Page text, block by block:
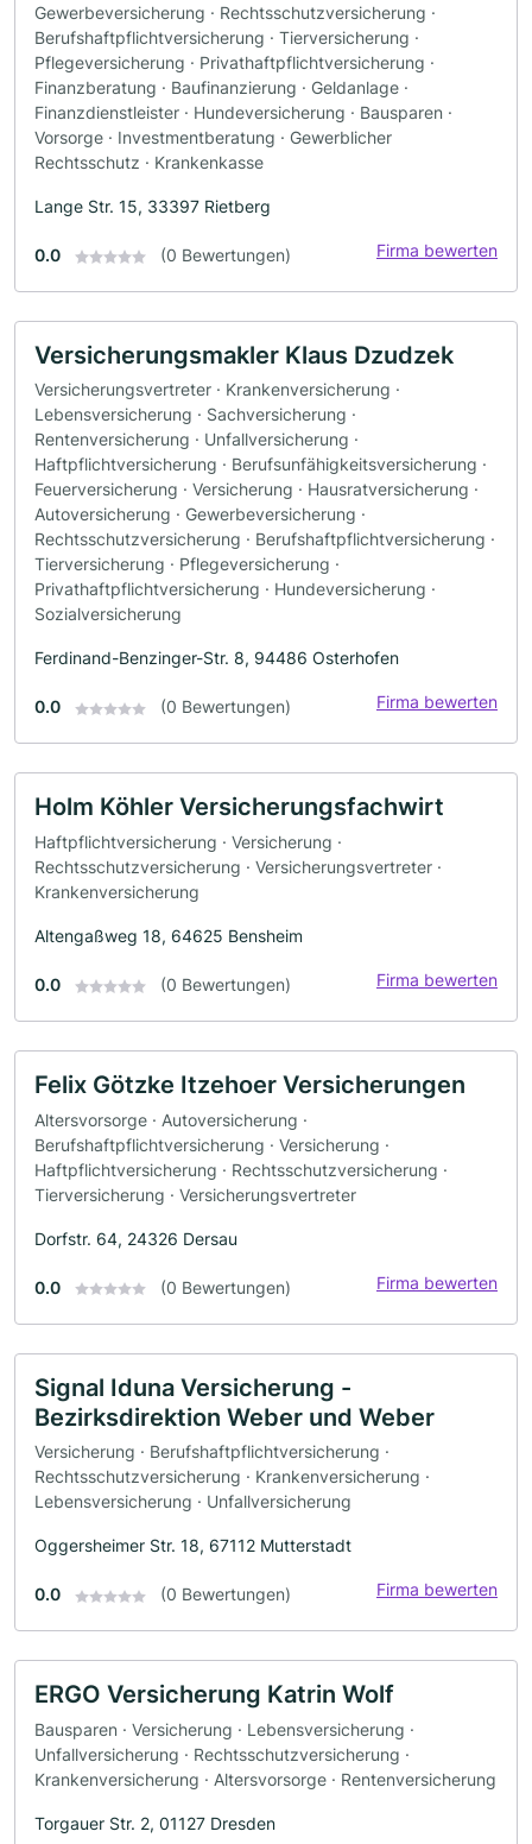
Gewerbeversicherung · Rechtsschutzversicherung ·
Berufshaftpflichtversicherung · Tierversicherung ·
Pflegeversicherung · Privathaftpflichtversicherung ·
Finanzberatung · Baufinanzierung · Geldanlage ·
Finanzdienstleister · Hundeversicherung · Bausparen ·
Vorsorge · Investmentberatung · Gewerblicher
Rechtsschutz · Krankenkasse
Lange Str. 15, 33397 Rietberg
0.0 (0 Bewertungen) Firma bewerten
Versicherungsmakler Klaus Dzudzek
Versicherungsvertreter · Krankenversicherung ·
Lebensversicherung · Sachversicherung ·
Rentenversicherung · Unfallversicherung ·
Haftpflichtversicherung · Berufsunfähigkeitsversicherung ·
Feuerversicherung · Versicherung · Hausratversicherung ·
Autoversicherung · Gewerbeversicherung ·
Rechtsschutzversicherung · Berufshaftpflichtversicherung ·
Tierversicherung · Pflegeversicherung ·
Privathaftpflichtversicherung · Hundeversicherung ·
Sozialversicherung
Ferdinand-Benzinger-Str. 8, 94486 Osterhofen
0.0 (0 Bewertungen) Firma bewerten
Holm Köhler Versicherungsfachwirt
Haftpflichtversicherung · Versicherung ·
Rechtsschutzversicherung · Versicherungsvertreter ·
Krankenversicherung
Altengaßweg 18, 64625 Bensheim
0.0 (0 Bewertungen) Firma bewerten
Felix Götzke Itzehoer Versicherungen
Altersvorsorge · Autoversicherung ·
Berufshaftpflichtversicherung · Versicherung ·
Haftpflichtversicherung · Rechtsschutzversicherung ·
Tierversicherung · Versicherungsvertreter
Dorfstr. 64, 24326 Dersau
0.0 (0 Bewertungen) Firma bewerten
Signal Iduna Versicherung -
Bezirksdirektion Weber und Weber
Versicherung · Berufshaftpflichtversicherung ·
Rechtsschutzversicherung · Krankenversicherung ·
Lebensversicherung · Unfallversicherung
Oggersheimer Str. 18, 67112 Mutterstadt
0.0 (0 Bewertungen) Firma bewerten
ERGO Versicherung Katrin Wolf
Bausparen · Versicherung · Lebensversicherung ·
Unfallversicherung · Rechtsschutzversicherung ·
Krankenversicherung · Altersvorsorge · Rentenversicherung
Torgauer Str. 2, 01127 Dresden